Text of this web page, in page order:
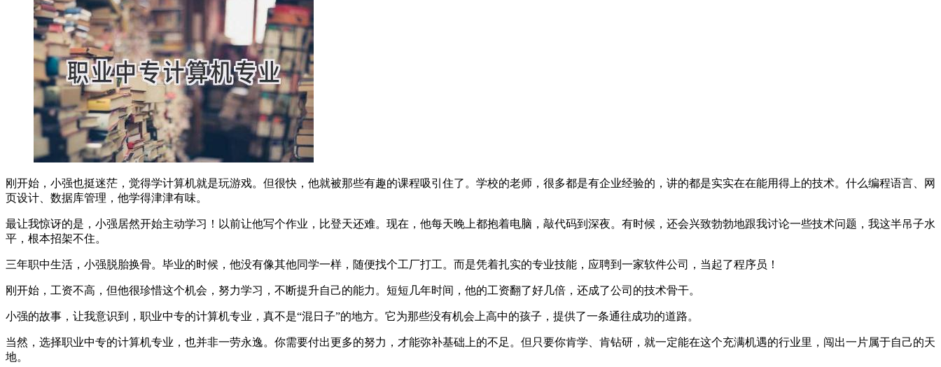
刚开始，小强也挺迷茫，觉得学计算机就是玩游戏。但很快，他就被那些有趣的课程吸引住了。学校的老师，很多都是有企业经验的，讲的都是实实在在能用得上的技术。什么编程语言、网
页设计、数据库管理，他学得津津有味。
最让我惊讶的是，小强居然开始主动学习！以前让他写个作业，比登天还难。现在，他每天晚上都抱着电脑，敲代码到深夜。有时候，还会兴致勃勃地跟我讨论一些技术问题，我这半吊子水
平，根本招架不住。
三年职中生活，小强脱胎换骨。毕业的时候，他没有像其他同学一样，随便找个工厂打工。而是凭着扎实的专业技能，应聘到一家软件公司，当起了程序员！
刚开始，工资不高，但他很珍惜这个机会，努力学习，不断提升自己的能力。短短几年时间，他的工资翻了好几倍，还成了公司的技术骨干。
小强的故事，让我意识到，职业中专的计算机专业，真不是“混日子”的地方。它为那些没有机会上高中的孩子，提供了一条通往成功的道路。
当然，选择职业中专的计算机专业，也并非一劳永逸。你需要付出更多的努力，才能弥补基础上的不足。但只要你肯学、肯钻研，就一定能在这个充满机遇的行业里，闯出一片属于自己的天
地。